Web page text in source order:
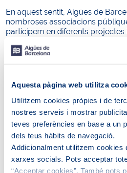
Aquesta pàgina web utilitza
Utilitzem cookies pròpies i de
nostres serveis i mostrar
teves preferències en base a un
dels teus hàbits de navegació.
Addicionalment utilitzem cookies
xarxes socials. Pots acceptar
“Acceptar cookies”. També pots
En aquest sentit, Aigües de
nombroses associacions
participem en diferents projectes
experiència, fruit del nostre
Acció social, cultural i